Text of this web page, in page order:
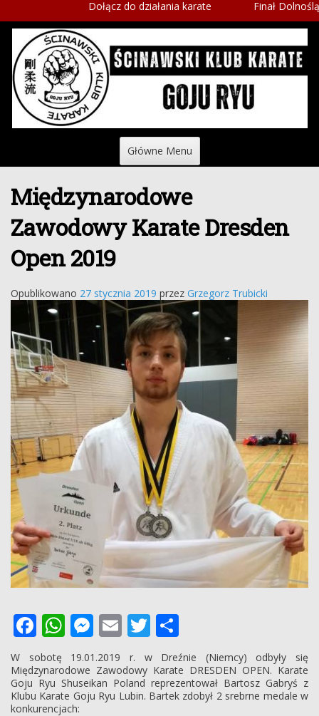
Dołącz do działania karate
Finał
Skip
content
Główne Menu
Międzynarodowe
Zawodowy Karate Dresden
Open 2019
Opublikowano 27 stycznia 2019 przez Grzegorz Trubicki
Facebook
WhatsApp
Messenger
EmailTwitter
się
W sobotę 19.01.2019 r. w Dreźnie (Niemcy) odbyły się
Międzynarodowe Zawodowy Karate DRESDEN OPEN. Karate
Goju Ryu Shuseikan Poland reprezentował Bartosz Gabryś z
Klubu Karate Goju Ryu Lubin. Bartek zdobył 2 srebrne medale w
konkurencjach: